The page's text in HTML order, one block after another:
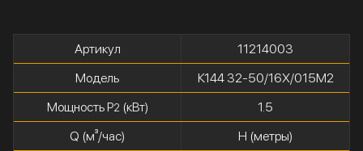
Артикул
11214003
Модель
К144 32-50/16Х/015М2
Мощность P2 (кВт)
1.5
Q (м³/час)
H (метры)